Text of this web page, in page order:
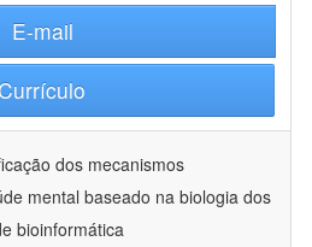
E-mail
Currículo
dos mecanismos
mental baseado na biologia dos
bioinformática